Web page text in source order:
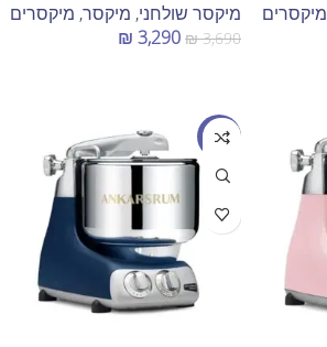
מיקסרים
מיקסר שולחני, מיקסר, מיקסרים
₪3,690
₪ 3,290
מבצע